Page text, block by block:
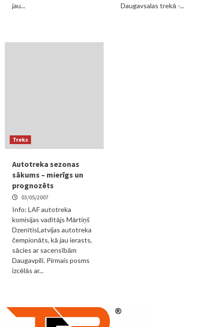
jau...
Daugavsalas trekā -...
Treks
Autotreka sezonas
sākums – mierīgs un
prognozēts
03/05/2007
Info: LAF autotreka
komisijas vadītājs Mārtiņš
DzenītisLatvijas autotreka
čempionāts, kā jau ierasts,
sācies ar sacensībām
Daugavpilī. Pirmais posms
izcēlās ar...